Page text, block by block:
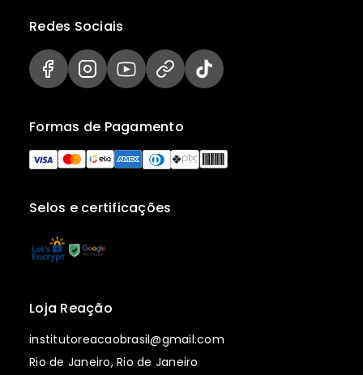
Selos e certificações
Formas de Pagamento
Redes Sociais
Loja Reação
institutoreacaobrasil@gmail.com
Rio de Janeiro, Rio de Janeiro